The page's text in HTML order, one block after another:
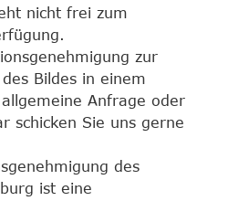
nicht frei zum
zur
Bildes in einem
Anfrage oder
schicken Sie uns gerne
des
ist eine